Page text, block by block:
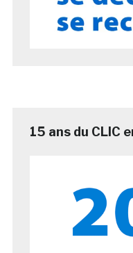
15 ans du CLIC